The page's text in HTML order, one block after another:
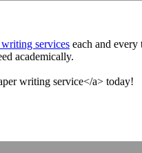
writing services each and every
academically.
writing service</a> today!